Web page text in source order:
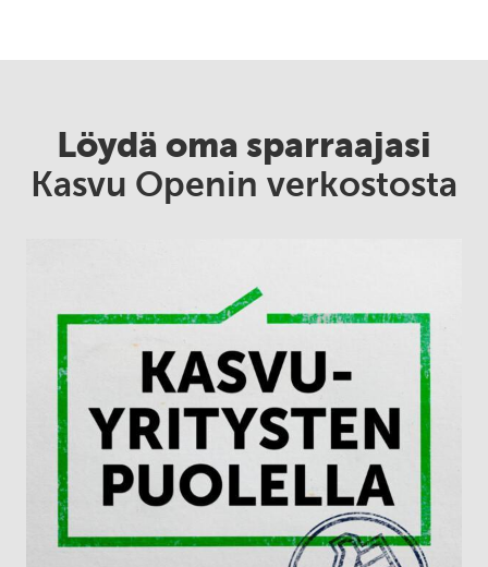
Löydä oma sparraajasi
Kasvu Openin verkostosta